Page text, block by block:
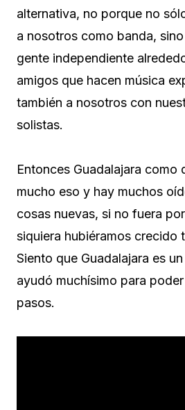
alternativa, no porque no
a nosotros como banda,
gente independiente
amigos que hacen música
también a nosotros con
solistas.
Entonces Guadalajara como
mucho eso y hay muchos
cosas nuevas, si no fuera
siquiera hubiéramos crecido
Siento que Guadalajara es
ayudó muchísimo para
pasos.